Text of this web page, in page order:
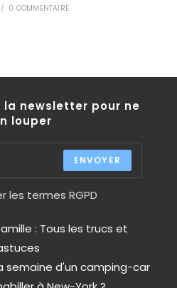
/ 0 COMMENTAIRE
newsletter pour ne
louper
ENVOYER
les termes RGPD
: Tous les trucs et
semaine d'un camping-car